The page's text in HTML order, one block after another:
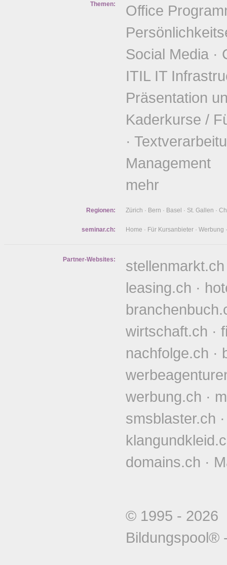
Themen:
Office
Social Media ·
ITIL IT
Präsentation
Kaderkurse /
·
Management
mehr
Regionen: Zürich · Bern · Basel · St. Gallen ·
seminar.ch: Home · Für Kursanbieter · Werbung
Partner-Websites: stellenmarkt.ch
leasing.ch ·
wirtschaft.ch ·
nachfolge.ch ·
werbung.ch ·
smsblaster.ch
domains.ch ·
© 1995 -
Bildungspool®